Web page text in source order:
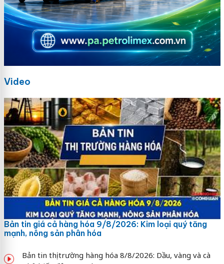
Video
Bản tin giá cả hàng hóa 9/8/2026: Kim loại quý tăng
mạnh, nông sản phân hóa
Bản tin thị trường hàng hóa 8/8/2026: Dầu, vàng và cà